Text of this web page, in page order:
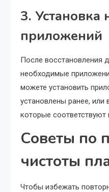
3.
приложений
После восстановления
необходимые
можете установить
установлены ранее,
которые
Советы по
чистоты
Чтобы избежать